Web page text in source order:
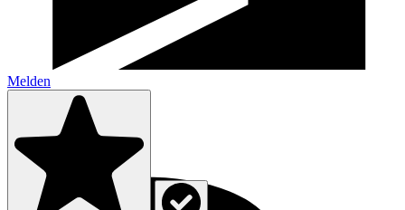
Melden